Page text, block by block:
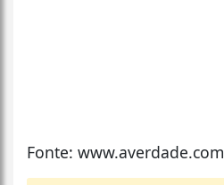
Fonte: www.averdade.com